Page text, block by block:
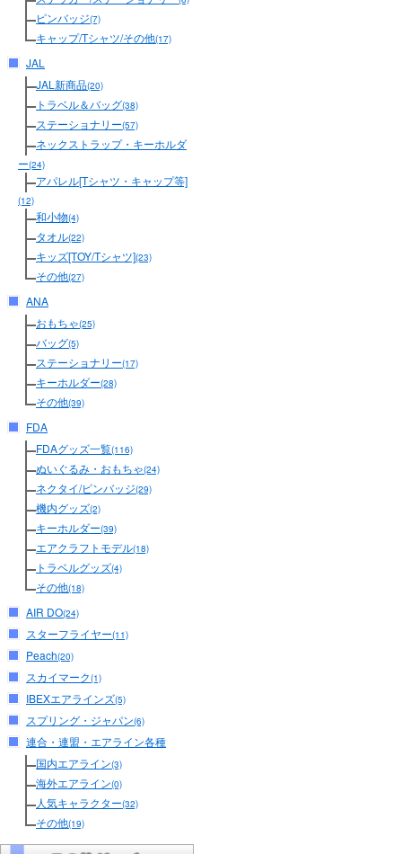
ピンバッジ(7)
キャップ/Tシャツ/その他(17)
JAL
JAL新商品(20)
トラベル＆バッグ(38)
ステーショナリー(57)
ネックストラップ・キーホルダ
ー(24)
アパレル[Tシャツ・キャップ等]
(12)
和小物(4)
タオル(22)
キッズ[TOY/Tシャツ](23)
その他(27)
ANA
おもちゃ(25)
バッグ(5)
ステーショナリー(17)
キーホルダー(28)
その他(39)
FDA
FDAグッズ一覧(116)
ぬいぐるみ・おもちゃ(24)
ネクタイ/ピンバッジ(29)
機内グッズ(2)
キーホルダー(39)
エアクラフトモデル(18)
トラベルグッズ(4)
その他(18)
AIR DO(24)
スターフライヤー(11)
Peach(20)
スカイマーク(1)
IBEXエアラインズ(5)
スプリング・ジャパン(6)
連合・連盟・エアライン各種
国内エアライン(3)
海外エアライン(0)
人気キャラクター(32)
その他(19)